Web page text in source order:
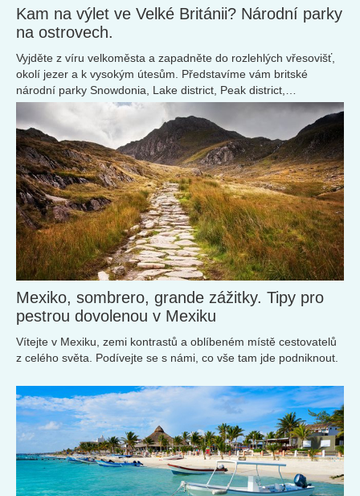
Kam na výlet ve Velké Británii? Národní parky
na ostrovech.
Vyjděte z víru velkoměsta a zapadněte do rozlehlých vřesovišť,
okolí jezer a k vysokým útesům. Představíme vám britské
národní parky Snowdonia, Lake district, Peak district,
Northumberland a doverské křídové útesy South Downs.
Mexiko, sombrero, grande zážitky. Tipy pro
pestrou dovolenou v Mexiku
Vítejte v Mexiku, zemi kontrastů a oblíbeném místě cestovatelů
z celého světa. Podívejte se s námi, co vše tam jde podniknout.